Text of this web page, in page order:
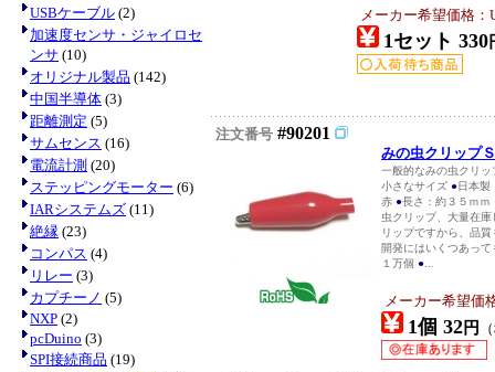
USBケーブル (2)
加速度センサ・ジャイロセ
ンサ (10)
オリジナル製品 (142)
中国半導体 (3)
距離測定 (5)
サムセンス (16)
電流計測 (20)
ステッピングモーター (6)
IARシステムズ (11)
絶縁 (23)
コンパス (4)
リレー (3)
カプチーノ (5)
NXP (2)
pcDuino (3)
SPI接続商品 (19)
メーカー希望価格：
1セット 330
注文番号 #90201
みの虫クリップ
一般的なみの虫クリ
小さなサイズ ●日本
赤 ●長さ：約３５ｍｍ
虫クリップ、大量在
リップですから、品
開発にはいくつあっ
１万個 ●
メーカー希望価
1個 32円